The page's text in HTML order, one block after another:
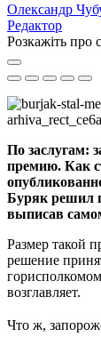
Олександр
Редактор
Розкажіть про
По заслугам:
премию. Как
Буряк решил
выписав
Размер такой
решение
возглавляет.
Что ж,